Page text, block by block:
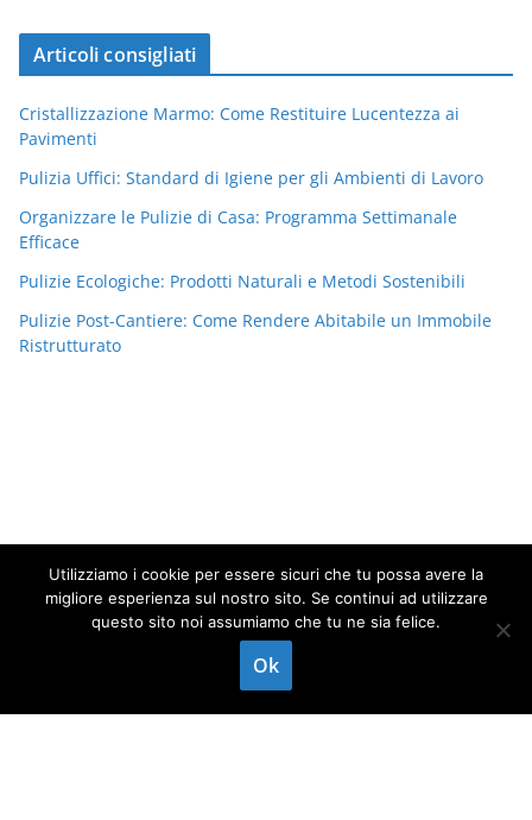
Articoli consigliati
Cristallizzazione Marmo: Come Restituire Lucentezza ai
Pavimenti
Pulizia Uffici: Standard di Igiene per gli Ambienti di Lavoro
Organizzare le Pulizie di Casa: Programma Settimanale
Efficace
Pulizie Ecologiche: Prodotti Naturali e Metodi Sostenibili
Pulizie Post-Cantiere: Come Rendere Abitabile un Immobile
Ristrutturato
Impresa di pulizie
. Tutti i diritti riservati.
di ThemeGrill. Powered by
WhatsApp
Utilizziamo i cookie per essere sicuri che tu possa avere la
migliore esperienza sul nostro sito. Se continui ad utilizzare
questo sito noi assumiamo che tu ne sia felice.
Ok